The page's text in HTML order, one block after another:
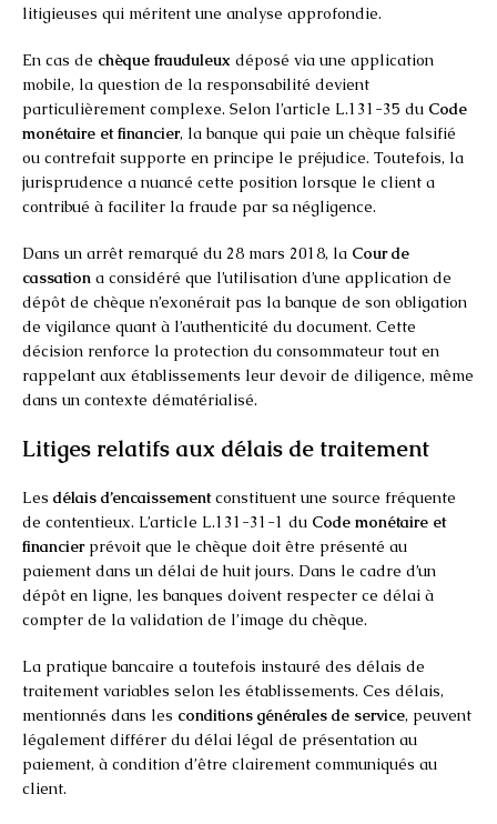
litigieuses qui méritent une analyse approfondie.
En cas de chèque frauduleux déposé via une application
mobile, la question de la responsabilité devient
particulièrement complexe. Selon l’article L.131-35 du Code
monétaire et financier, la banque qui paie un chèque falsifié
ou contrefait supporte en principe le préjudice. Toutefois, la
jurisprudence a nuancé cette position lorsque le client a
contribué à faciliter la fraude par sa négligence.
Dans un arrêt remarqué du 28 mars 2018, la Cour de
cassation a considéré que l’utilisation d’une application de
dépôt de chèque n’exonérait pas la banque de son obligation
de vigilance quant à l’authenticité du document. Cette
décision renforce la protection du consommateur tout en
rappelant aux établissements leur devoir de diligence, même
dans un contexte dématérialisé.
Litiges relatifs aux délais de traitement
Les délais d’encaissementconstituent une source fréquente
de contentieux. L’article L.131-31-1 du Code monétaire et
financierprévoit que le chèque doit être présenté au
paiement dans un délai de huit jours. Dans le cadre d’un
dépôt en ligne, les banques doivent respecter ce délai à
compter de la validation de l’image du chèque.
La pratique bancaire a toutefois instauré des délais de
traitement variables selon les établissements. Ces délais,
mentionnés dans les conditions générales de service, peuvent
légalement différer du délai légal de présentation au
paiement, à condition d’être clairement communiqués au
client.